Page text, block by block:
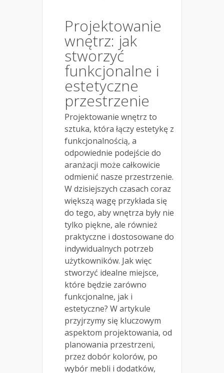
Projektowanie
wnętrz: jak
stworzyć
funkcjonalne i
estetyczne
przestrzenie
Projektowanie wnętrz to
sztuka, która łączy estetykę z
funkcjonalnością, a
odpowiednie podejście do
aranżacji może całkowicie
odmienić nasze przestrzenie.
W dzisiejszych czasach coraz
większą wagę przykłada się
do tego, aby wnętrza były nie
tylko piękne, ale również
praktyczne i dostosowane do
indywidualnych potrzeb
użytkowników. Jak więc
stworzyć idealne miejsce,
które będzie zarówno
funkcjonalne, jak i
estetyczne? W artykule
przyjrzymy się kluczowym
aspektom projektowania, od
planowania przestrzeni,
przez dobór kolorów, po
wybór mebli i dodatków,